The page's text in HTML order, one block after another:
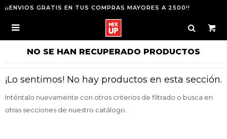
¡¡ENVIOS GRATIS EN TUS COMPRAS MAYORES A 2500!!

NO SE HAN RECUPERADO PRODUCTOS
¡Lo sentimos! No hay productos en esta sección.
Inténtalo nuevamente con otros criterios de filtrado o busca en
otras secciones de nuestro catálogo.